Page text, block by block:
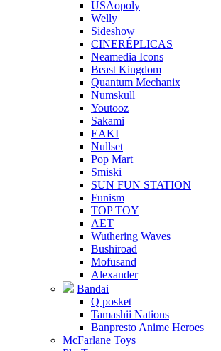
USAopoly
Welly
Sideshow
CINERÉPLICAS
Neamedia Icons
Beast Kingdom
Quantum Mechanix
Numskull
Youtooz
Sakami
EAKI
Nullset
Pop Mart
Smiski
SUN FUN STATION
Funism
TOP TOY
AET
Wuthering Waves
Bushiroad
Mofusand
Alexander
Bandai
Q posket
Tamashii Nations
Banpresto Anime Heroes
McFarlane Toys